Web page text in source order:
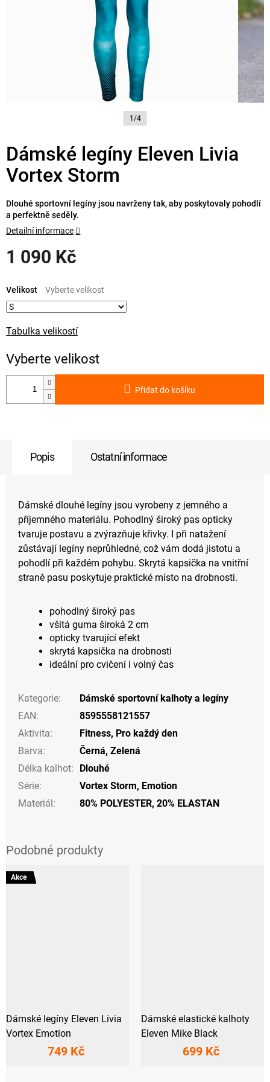
1/4
Dámské legíny Eleven Livia
Vortex Storm
1 090 Kč
cena:
Tabulka velikostí
Velikost
Přidat do košíku
Dlouhé sportovní legíny jsou navrženy tak, aby poskytovaly pohodlí
a perfektně seděly.
Detailní informace
Popis Ostatní informace
Dámské dlouhé legíny jsou vyrobeny z jemného a
příjemného materiálu. Pohodlný široký pas opticky
tvaruje postavu a zvýrazňuje křivky. I při natažení
zůstávají legíny neprůhledné, což vám dodá jistotu a
pohodlí při každém pohybu. Skrytá kapsička na vnitřní
straně pasu poskytuje praktické místo na drobnosti.
pohodlný široký pas
všitá guma široká 2 cm
opticky tvarující efekt
skrytá kapsička na drobnosti
ideální pro cvičení i volný čas
Kategorie:
Dámské sportovní kalhoty a legíny
EAN:
8595558121557
Aktivita: Fitness, Pro každý den
Barva: Černá, Zelená
Délka kalhot:
Dlouhé
Série:
Vortex Storm, Emotion
Materiál: 80% POLYESTER, 20% ELASTAN
Akce
Dámské legíny Eleven Livia
Vortex Emotion
749 Kč
Dámské elastické kalhoty
Eleven Mike Black
699 Kč